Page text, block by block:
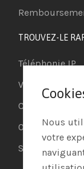
TROUVEZ-LE
Téléphonie IP
Visioconférence
Casques
Ordinateurs
Systèmes de
Nous
votre